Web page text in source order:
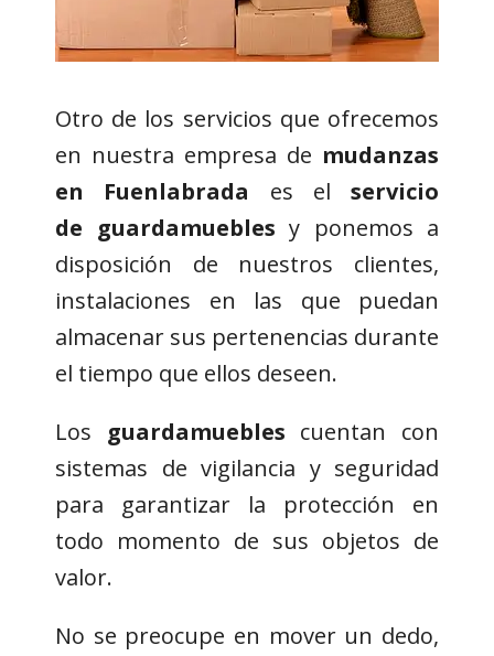
Otro de los servicios que ofrecemos
en nuestra empresa de mudanzas
en Fuenlabrada es el servicio
de guardamuebles y ponemos a
disposición de nuestros clientes,
instalaciones en las que puedan
almacenar sus pertenencias durante
el tiempo que ellos deseen.
Los guardamuebles cuentan con
sistemas de vigilancia y seguridad
para garantizar la protección en
todo momento de sus objetos de
valor.
No se preocupe en mover un dedo,